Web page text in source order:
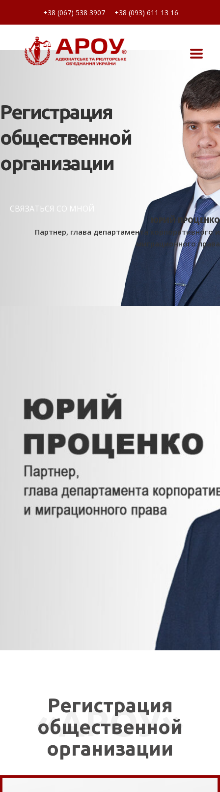
+38 (067) 538 3907 +38 (093) 611 13 16
Регистрация
общественной
организации
СВЯЗАТЬСЯ СО МНОЙ
ЮРИЙ ПРОЦЕНКО
Партнер, глава департамента корпоративного и
миграционного права
Регистрация
общественной
организации
«АРОУ»